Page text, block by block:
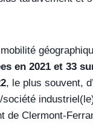
en 2021 et 33
, le plus souvent,
société
de Clermont-